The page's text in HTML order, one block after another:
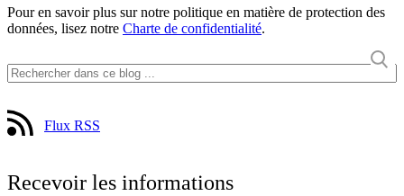
Pour en savoir plus sur notre politique en matière de protection des
données, lisez notre Charte de confidentialité.
Flux RSS
Recevoir les informations